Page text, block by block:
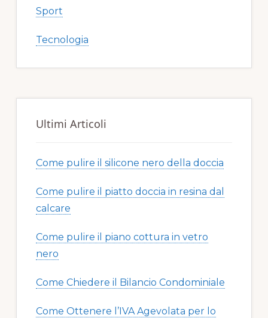
Sport
Tecnologia
Ultimi Articoli
Come pulire il silicone nero della doccia​​
Come pulire il piatto doccia in resina dal
calcare​​
Come pulire il piano cottura in vetro
nero​​
Come Chiedere il Bilancio Condominiale
Come Ottenere l’IVA Agevolata per lo